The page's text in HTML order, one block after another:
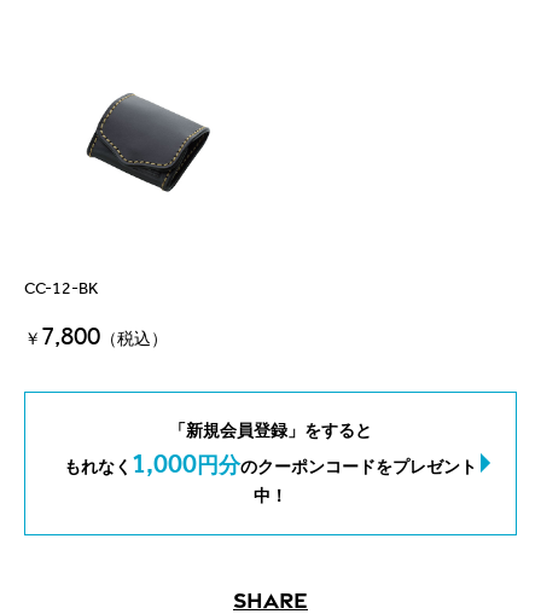
CC-12-BK
￥ 7,800 （税込）
「新規会員登録」をすると
もれなく 1,000円分のクーポンコードをプレゼント
中！
SHARE